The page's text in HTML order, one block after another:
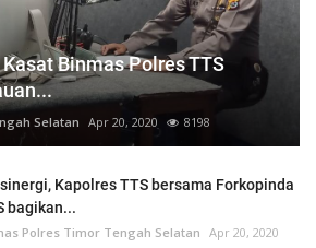
Binmas Polres TTS
Selatan Apr 20, 2020 8198
Kapolres TTS bersama Forkopinda
bagikan...
Polres Timor Tengah Selatan Apr 20, 2020